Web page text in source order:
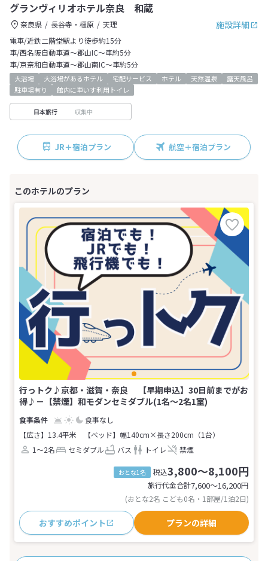
グランヴィリオホテル奈良 和蔵
施設詳細
奈良県 長谷寺・橿原
天理
電車/近鉄二階堂駅より徒歩約15分
車/西名阪自動車道～郡山IC～車約5分
車/京奈和自動車道～郡山南IC～車約5分
大浴場 大浴場があるホテル 宅配サービス ホテル 天然温泉
露天風呂
駐車場有り
館内に車いす利用トイレ
日本旅行 収集中
JR＋宿泊プラン 航空＋宿泊プラン
行っトク♪京都・滋賀・奈良 【早期申込】30日前までがお
得♪－【禁煙】和モダンセミダブル(1名～2名1室)
食事なし
【広さ】13.4平米
【ベッド】幅140cm×長さ200cm（1台）
1～2名
セミダブル バス トイレ 禁煙
おとな1名 税込3,800～8,100円
旅行代金合計7,600〜16,200円
(おとな2名 こども0名・1部屋/1泊2日)
おすすめポイント プランの詳細